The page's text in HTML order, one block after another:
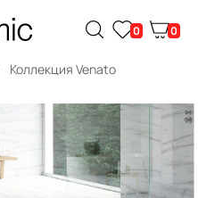
0 0
Коллекция Venato